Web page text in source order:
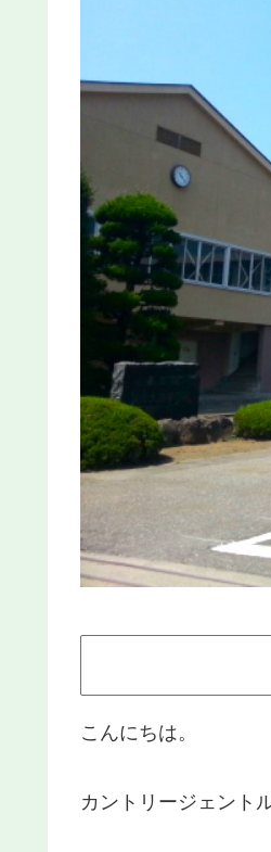
こんにちは。
カントリージェント